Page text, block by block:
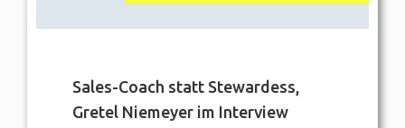
Sales-Coach statt Stewardess,
Gretel Niemeyer im Interview